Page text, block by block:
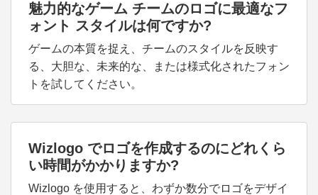
魅力的なゲーム チームのロゴに最適なフ
ォント スタイルは何ですか?
ゲームの本質を捉え、チームのスタイルを反映す
る、大胆な、未来的な、または様式化されたフォン
トを試してください。
Wizlogo でロゴを作成するのにどれくら
い時間がかかりますか?
Wizlogo を使用すると、わずか数分でロゴをデザイ